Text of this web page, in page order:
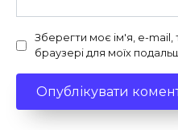
Зберегти моє ім'я, e-mail,
браузері для моїх